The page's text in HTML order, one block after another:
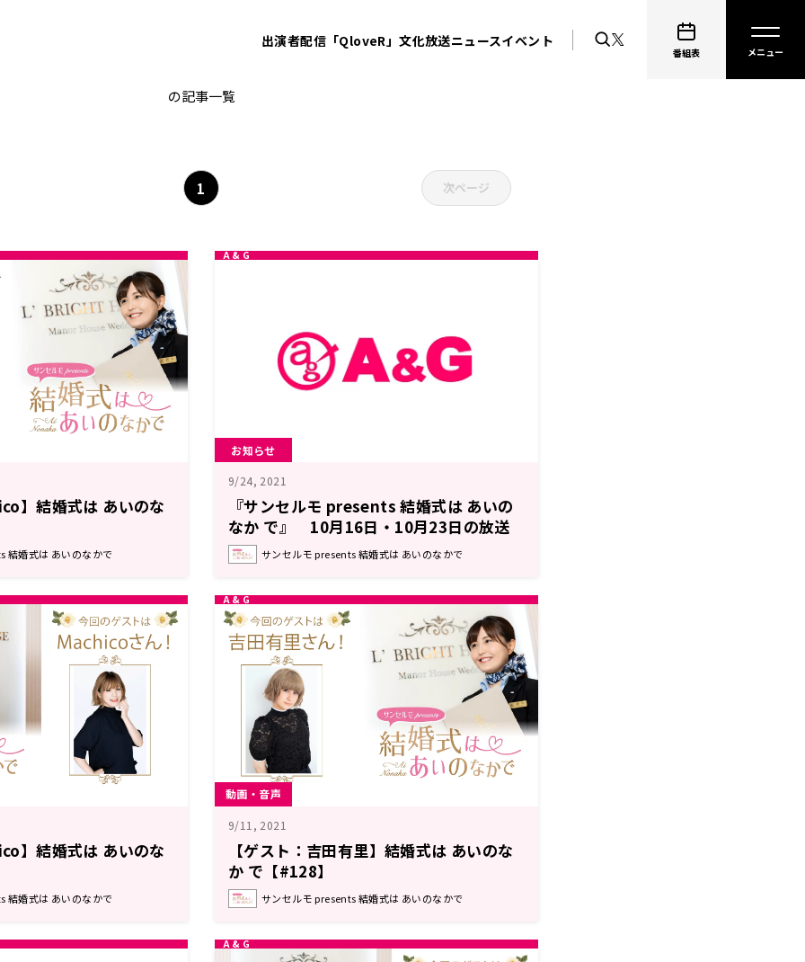
出演者配信「QloveR」文化放送ニュースイベント
番組表
の記事一覧
1 次ページ
】結婚式は あいのな
結婚式は あいのなかで
お知らせ
9/24, 2021
『サンセルモ presents 結婚式は あいの
なか で』 10月16日・10月23日の放送
に優木かなさんが着物姿でゲスト出演！
サンセルモ presents 結婚式は あいのなかで
】結婚式は あいのな
結婚式は あいのなかで
動画・音声
9/11, 2021
【ゲスト：吉田有里】結婚式は あいのな
か で【#128】
サンセルモ presents 結婚式は あいのなかで